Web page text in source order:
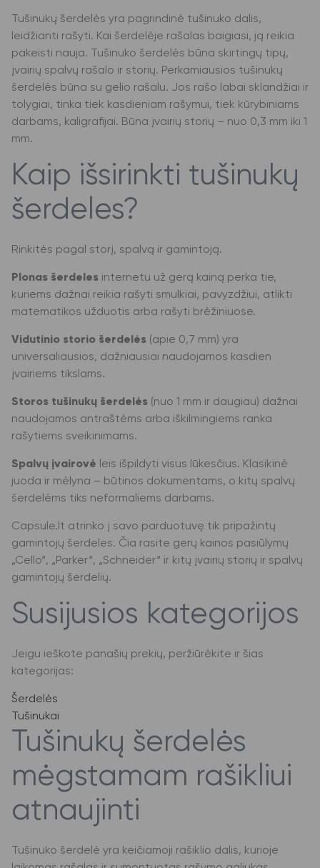
Tušinukų šerdelės yra pagrindinė tušinuko dalis,
leidžianti rašyti. Kai šerdelėje rašalas baigiasi, ją reikia
pakeisti nauja. Tušinuko šerdelės būna skirtingų tipų,
įvairių spalvų rašalo ir storių. Perkamiausios tušinukų
šerdelės būna su gelio rašalu. Jos rašo labai sklandžiai ir
tolygiai, tinka tiek kasdieniam rašymui, tiek kūrybiniams
darbams, kaligrafijai. Būna įvairių storių – nuo 0,3 mm iki 1
mm.
Kaip išsirinkti tušinukų
šerdeles?
Rinkitės pagal storį, spalvą ir gamintoją.
Plonas šerdeles internetu už gerą kainą perka tie,
kuriems dažnai reikia rašyti smulkiai, pavyzdžiui, atlikti
matematikos užduotis arba rašyti brėžiniuose.
Vidutinio storio šerdelės (apie 0,7 mm) yra
universaliausios, dažniausiai naudojamos kasdien
įvairiems tikslams.
Storos tušinukų šerdelės (nuo 1 mm ir daugiau) dažnai
naudojamos antraštėms arba iškilmingiems ranka
rašytiems sveikinimams.
Spalvų įvairovė leis išpildyti visus lūkesčius. Klasikinė
juoda ir mėlyna – būtinos dokumentams, o kitų spalvų
šerdelėms tiks neformaliems darbams.
Capsule.lt atrinko į savo parduotuvę tik pripažintų
gamintojų šerdeles. Čia rasite gerų kainos pasiūlymų
„Cello“, „Parker“, „Schneider“ ir kitų įvairių storių ir spalvų
gamintojų šerdelių.
Susijusios kategorijos
Jeigu ieškote panašių prekių, peržiūrėkite ir šias
kategorijas:
Šerdelės
Tušinukai
Tušinukų šerdelės
mėgstamam rašikliui
atnaujinti
Tušinuko šerdelė yra keičiamoji rašiklio dalis, kurioje